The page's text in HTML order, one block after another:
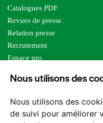
Nous utilisons des
Nous utilisons des
de suivi pour améliorer
Catalogues PDF
Revues de presse
Relation presse
Recrutement
Espace pro
Foreign rights